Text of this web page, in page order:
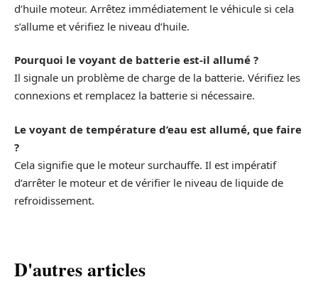
d’huile moteur. Arrêtez immédiatement le véhicule si cela
s’allume et vérifiez le niveau d’huile.
Pourquoi le voyant de batterie est-il allumé ?
Il signale un problème de charge de la batterie. Vérifiez les
connexions et remplacez la batterie si nécessaire.
Le voyant de température d’eau est allumé, que faire
?
Cela signifie que le moteur surchauffe. Il est impératif
d’arrêter le moteur et de vérifier le niveau de liquide de
refroidissement.
D'autres articles